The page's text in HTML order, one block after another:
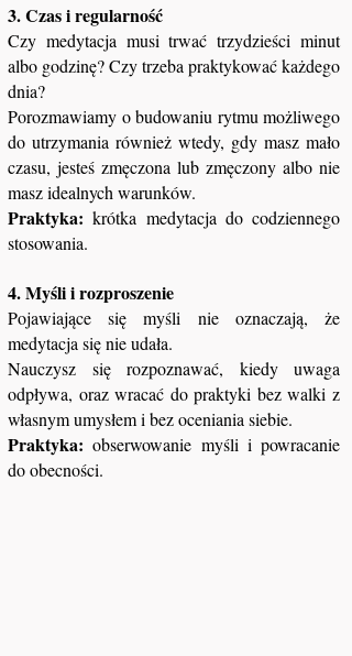
3. Czas i regularność
Czy medytacja musi trwać trzydzieści minut
albo godzinę? Czy trzeba praktykować każdego
dnia?
Porozmawiamy o budowaniu rytmu możliwego
do utrzymania również wtedy, gdy masz mało
czasu, jesteś zmęczona lub zmęczony albo nie
masz idealnych warunków.
Praktyka: krótka medytacja do codziennego
stosowania.
4. Myśli i rozproszenie
Pojawiające się myśli nie oznaczają, że
medytacja się nie udała.
Nauczysz się rozpoznawać, kiedy uwaga
odpływa, oraz wracać do praktyki bez walki z
własnym umysłem i bez oceniania siebie.
Praktyka: obserwowanie myśli i powracanie
do obecności.